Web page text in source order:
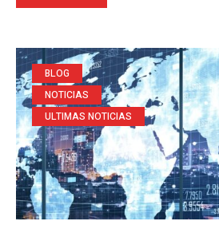
BLOG
NOTICIAS
ULTIMAS NOTICIAS